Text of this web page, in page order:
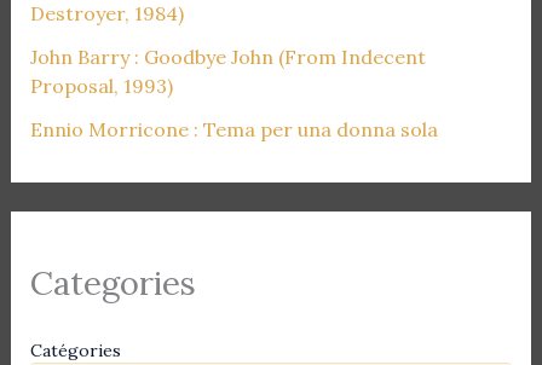
Destroyer, 1984)
John Barry : Goodbye John (From Indecent
Proposal, 1993)
Ennio Morricone : Tema per una donna sola
Categories
Catégories